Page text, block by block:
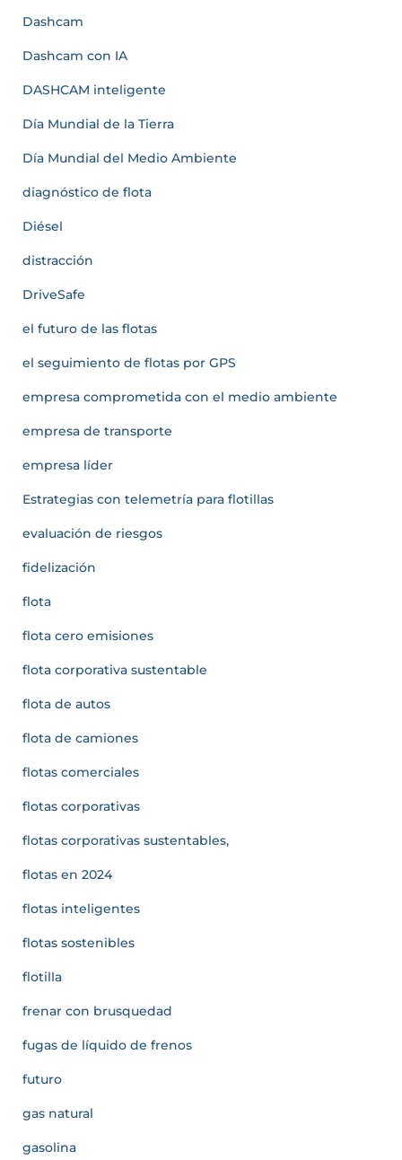
Dashcam
Dashcam con IA
DASHCAM inteligente
Día Mundial de la Tierra
Día Mundial del Medio Ambiente
diagnóstico de flota
Diésel
distracción
DriveSafe
el futuro de las flotas
el seguimiento de flotas por GPS
empresa comprometida con el medio ambiente
empresa de transporte
empresa líder
Estrategias con telemetría para flotillas
evaluación de riesgos
fidelización
flota
flota cero emisiones
flota corporativa sustentable
flota de autos
flota de camiones
flotas comerciales
flotas corporativas
flotas corporativas sustentables,
flotas en 2024
flotas inteligentes
flotas sostenibles
flotilla
frenar con brusquedad
fugas de líquido de frenos
futuro
gas natural
gasolina